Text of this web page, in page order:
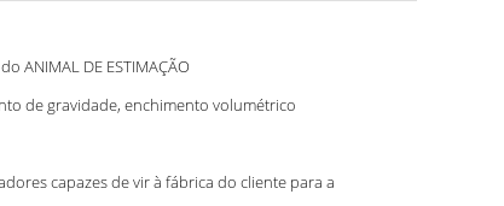
ANIMAL DE ESTIMAÇÃO
de gravidade, enchimento volumétrico
capazes de vir à fábrica do cliente para a